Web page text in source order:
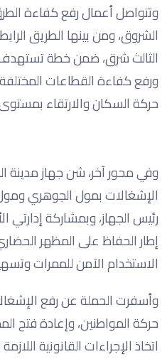
وتتواصل أعمال رفع كفاءة
الشروق، ومن بينها الطريق
الثالث شرق، ضمن خطة
ورفع كفاءة القطاعات
حركة السكان والارتقاء
وفي محور آخر، شن جهاز مدينة
الإشغالات بمول الجوهري
رئيس الجهاز، وبمشاركة إدارتي
إطار الحفاظ على المظهر
الاستخدام الآمن للممرات
وأسفرت الحملة عن رفع
حركة المواطنين، وإعادة فتح
اتخاذ الإجراءات القانونية